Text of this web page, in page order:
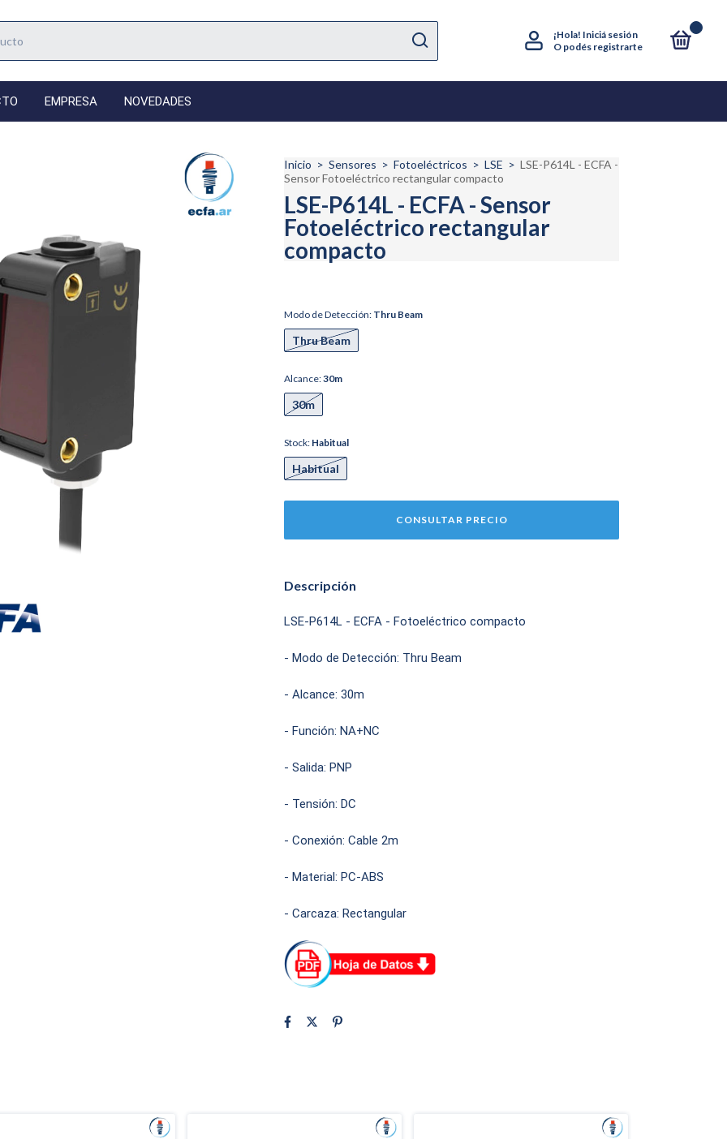
¡Hola! Iniciá sesión
O podés registrarte
EMPRESA NOVEDADES
Inicio > Sensores > Fotoeléctricos > LSE > LSE-P614L - ECFA -
Sensor Fotoeléctrico rectangular compacto
LSE-P614L - ECFA - Sensor
Fotoeléctrico rectangular
compacto
Modo de Detección: Thru Beam
Thru Beam
Alcance:30m
30m
Stock: Habitual
Habitual
Descripción
LSE-P614L - ECFA - Fotoeléctrico compacto
- Modo de Detección: Thru Beam
- Alcance: 30m
- Función: NA+NC
- Salida: PNP
- Tensión: DC
- Conexión: Cable 2m
- Material: PC-ABS
- Carcaza: Rectangular